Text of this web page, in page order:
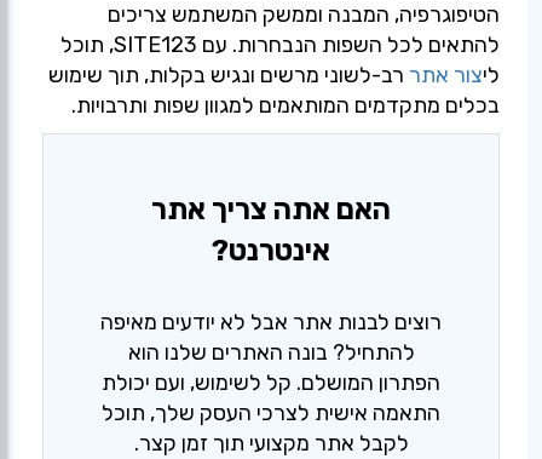
הטיפוגרפיה, המבנה וממשק המשתמש צריכים
להתאים לכל השפות הנבחרות. עם SITE123, תוכל
ליצור אתר רב-לשוני מרשים ונגיש בקלות, תוך שימוש
בכלים מתקדמים המותאמים למגוון שפות ותרבויות.
האם אתה צריך אתר
אינטרנט?
רוצים לבנות אתר אבל לא יודעים מאיפה
להתחיל? בונה האתרים שלנו הוא
הפתרון המושלם. קל לשימוש, ועם יכולת
התאמה אישית לצרכי העסק שלך, תוכל
לקבל אתר מקצועי תוך זמן קצר.